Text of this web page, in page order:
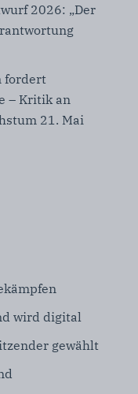
2026: „Der
fordert
– Kritik an
21. Mai
wird digital
gewählt